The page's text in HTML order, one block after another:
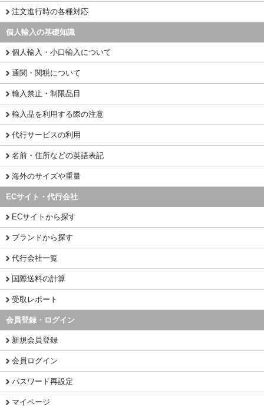
注文進行時の各種対応
個人輸入の基礎知識
個人輸入・小口輸入について
通関・関税について
輸入禁止・制限品目
輸入品を利用する際の注意
代行サービスの利用
名前・住所などの英語表記
海外のサイズや重量
ECサイト・代行会社
ECサイトから探す
ブランドから探す
代行会社一覧
国際送料の計算
受取レポート
会員登録・ログイン
新規会員登録
会員ログイン
パスワード再設定
マイページ